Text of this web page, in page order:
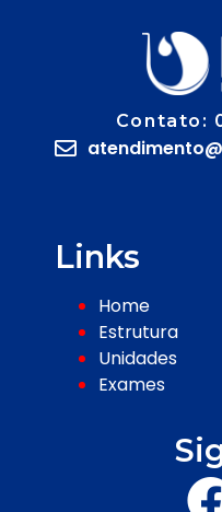
Contato:
Links
Home
Estrutura
Unidades
Exames